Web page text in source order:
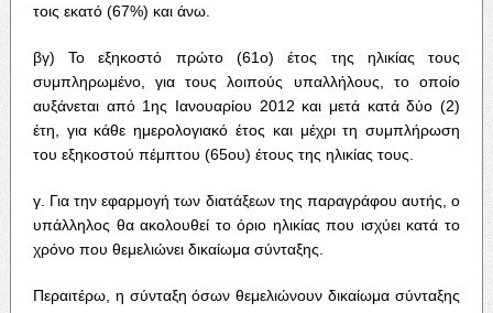
τοις εκατό (67%) και άνω.
βγ) Το εξηκοστό πρώτο (61ο) έτος της ηλικίας τους
συμπληρωμένο, για τους λοιπούς υπαλλήλους, το οποίο
αυξάνεται από 1ης Ιανουαρίου 2012 και μετά κατά δύο (2)
έτη, για κάθε ημερολογιακό έτος και μέχρι τη συμπλήρωση
του εξηκοστού πέμπτου (65ου) έτους της ηλικίας τους.
γ. Για την εφαρμογή των διατάξεων της παραγράφου αυτής, ο
υπάλληλος θα ακολουθεί το όριο ηλικίας που ισχύει κατά το
χρόνο που θεμελιώνει δικαίωμα σύνταξης.
Περαιτέρω, η σύνταξη όσων θεμελιώνουν δικαίωμα σύνταξης